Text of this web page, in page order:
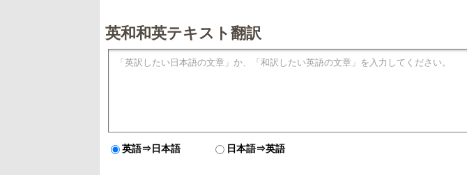
英和和英テキスト翻訳
英語⇒日本語 日本語⇒英語